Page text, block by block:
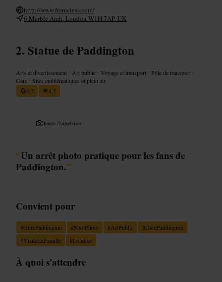
http://www.frameless.com/
6 Marble Arch, London W1H 7AP, UK
Statue de Paddington
Arts et divertissement • Art public • Voyage et transport • Pôle de transport •
Gare • Sites emblématiques et plein air
4,7
4,5
Image /Tripadvisor
“Un arrêt photo pratique pour les fans de
Paddington.”
Convient pour
#OursPaddington #SpotPhoto #ArtPublic #GarePaddington
#VisiteEnFamille #Londres
À quoi s'attendre